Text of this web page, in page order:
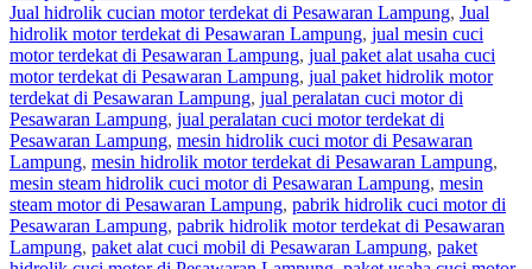
Jual hidrolik cucian motor terdekat di Pesawaran Lampung, Jual
hidrolik motor terdekat di Pesawaran Lampung, jual mesin cuci
motor terdekat di Pesawaran Lampung, jual paket alat usaha cuci
motor terdekat di Pesawaran Lampung, jual paket hidrolik motor
terdekat di Pesawaran Lampung, jual peralatan cuci motor di
Pesawaran Lampung, jual peralatan cuci motor terdekat di
Pesawaran Lampung, mesin hidrolik cuci motor di Pesawaran
Lampung, mesin hidrolik motor terdekat di Pesawaran Lampung,
mesin steam hidrolik cuci motor di Pesawaran Lampung, mesin
steam motor di Pesawaran Lampung, pabrik hidrolik cuci motor di
Pesawaran Lampung, pabrik hidrolik motor terdekat di Pesawaran
Lampung, paket alat cuci mobil di Pesawaran Lampung, paket